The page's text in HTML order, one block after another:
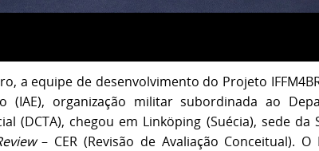
a equipe de desenvolvimento do Projeto
(IAE), organização militar subordinada ao
(DCTA), chegou em Linköping (Suécia), sede
– CER (Revisão de Avaliação Conceitual). O